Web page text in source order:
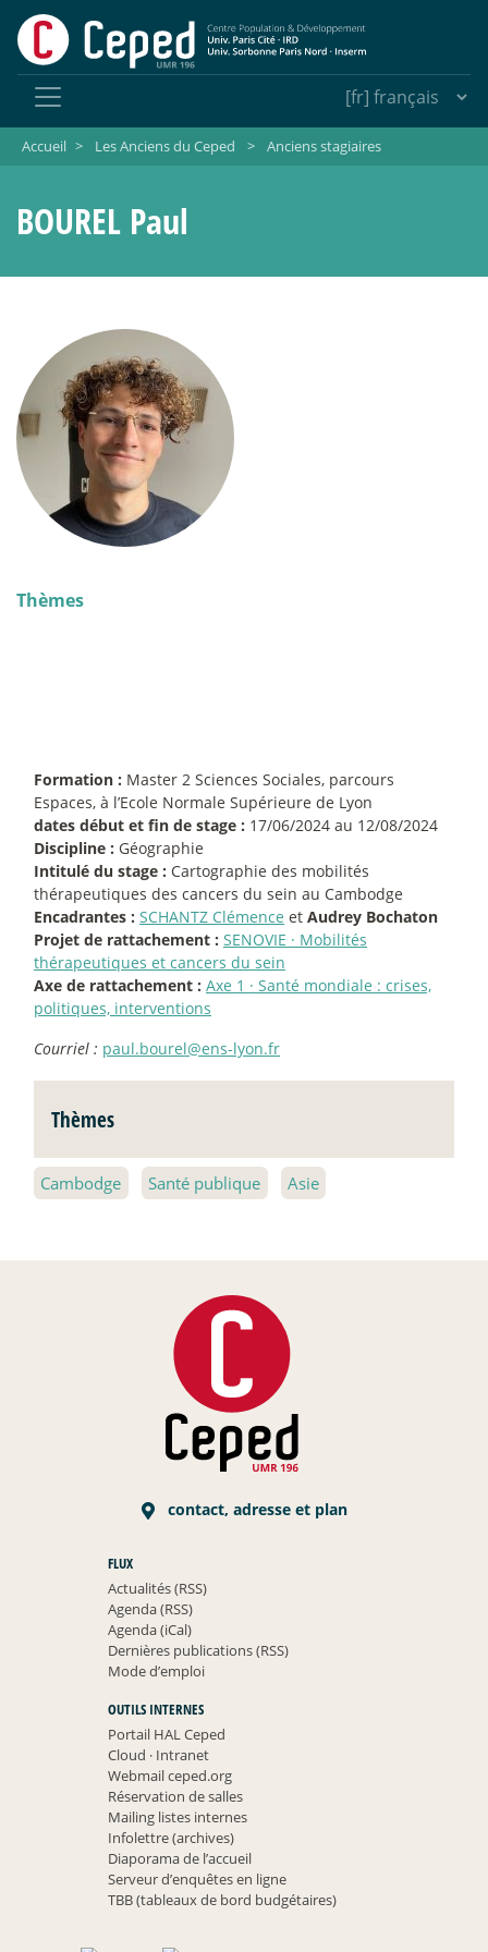
Accueil > Les Anciens du Ceped > Anciens stagiaires
BOUREL Paul
Thèmes
Formation : Master 2 Sciences Sociales, parcours
Espaces, à l’Ecole Normale Supérieure de Lyon
dates début et fin de stage : 17/06/2024 au 12/08/2024
Discipline : Géographie
Intitulé du stage : Cartographie des mobilités
thérapeutiques des cancers du sein au Cambodge
Encadrantes : SCHANTZ Clémence et Audrey Bochaton
Projet de rattachement : SENOVIE · Mobilités
thérapeutiques et cancers du sein
Axe de rattachement : Axe 1 · Santé mondiale : crises,
politiques, interventions
Courriel : paul.bourel@ens-lyon.fr
Thèmes
Cambodge Santé publique Asie
contact, adresse et plan
FLUX
Actualités (RSS)
Agenda (RSS)
Agenda (iCal)
Dernières publications (RSS)
Mode d’emploi
OUTILS INTERNES
Portail HAL Ceped
Cloud ·Intranet
Webmail ceped.org
Réservation de salles
Mailing listes internes
Infolettre (archives)
Diaporama de l’accueil
Serveur d’enquêtes en ligne
TBB (tableaux de bord budgétaires)